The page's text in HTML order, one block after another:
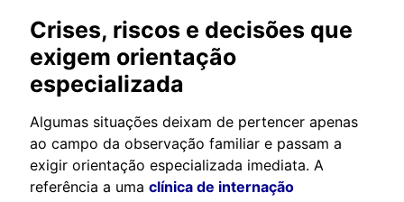
Crises, riscos e decisões que
exigem orientação
especializada
Algumas situações deixam de pertencer apenas
ao campo da observação familiar e passam a
exigir orientação especializada imediata. A
referência a uma clínica de internação